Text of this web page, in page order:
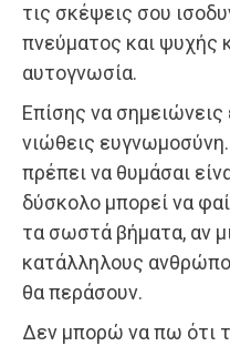
τις σκέψεις σου
πνεύματος και ψυχής
αυτογνωσία.
Επίσης να σημειώνεις
νιώθεις
πρέπει να θυμάσαι
δύσκολο μπορεί να
τα σωστά βήματα, αν
κατάλληλους
θα περάσουν.
Δεν μπορώ να πω ότι